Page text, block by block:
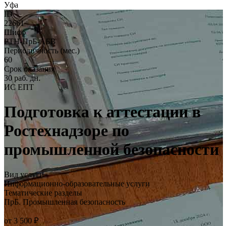
Уфа
ID
22661
Шифр
РТН-ПрБ-АБВ
Периодичность (мес.)
60
Срок оказания
30 раб. дн.
ИС ЕПТ
Подготовка к аттестации в
Ростехнадзоре по
промышленной безопасности
Вид услуги
Информационно-образовательные услуги
Тематические разделы
ПрБ. Промышленная безопасность
от 3 500 ₽